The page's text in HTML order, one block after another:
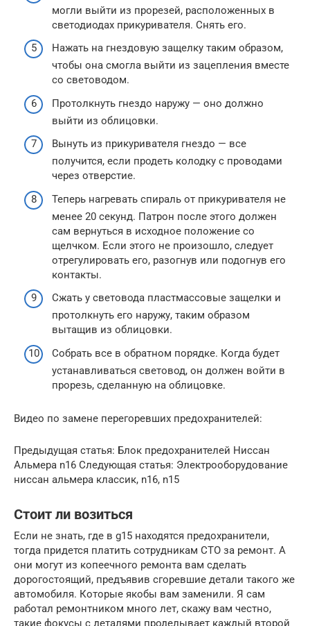
могли выйти из прорезей, расположенных в
светодиодах прикуривателя. Снять его.
Нажать на гнездовую защелку таким образом,
чтобы она смогла выйти из зацепления вместе
со световодом.
Протолкнуть гнездо наружу — оно должно
выйти из облицовки.
Вынуть из прикуривателя гнездо — все
получится, если продеть колодку с проводами
через отверстие.
Теперь нагревать спираль от прикуривателя не
менее 20 секунд. Патрон после этого должен
сам вернуться в исходное положение со
щелчком. Если этого не произошло, следует
отрегулировать его, разогнув или подогнув его
контакты.
Сжать у световода пластмассовые защелки и
протолкнуть его наружу, таким образом
вытащив из облицовки.
Собрать все в обратном порядке. Когда будет
устанавливаться световод, он должен войти в
прорезь, сделанную на облицовке.
Видео по замене перегоревших предохранителей:
Предыдущая статья: Блок предохранителей Ниссан
Альмера n16 Следующая статья: Электрооборудование
ниссан альмера классик, n16, n15
Стоит ли возиться
Если не знать, где в g15 находятся предохранители,
тогда придется платить сотрудникам СТО за ремонт. А
они могут из копеечного ремонта вам сделать
дорогостоящий, предъявив сгоревшие детали такого же
автомобиля. Которые якобы вам заменили. Я сам
работал ремонтником много лет, скажу вам честно,
такие фокусы с деталями проделывает каждый второй